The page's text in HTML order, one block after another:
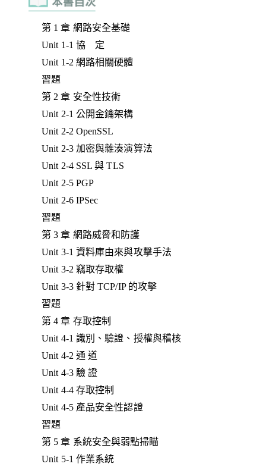
第 1 章 網路安全基礎
Unit 1-1 協 定
Unit 1-2 網路相關硬體
習題
第 2 章 安全性技術
Unit 2-1 公開金鑰架構
Unit 2-2 OpenSSL
Unit 2-3 加密與雜湊演算法
Unit 2-4 SSL 與 TLS
Unit 2-5 PGP
Unit 2-6 IPSec
習題
第 3 章 網路威脅和防護
Unit 3-1 資料庫由來與攻擊手法
Unit 3-2 竊取存取權
Unit 3-3 針對 TCP/IP 的攻擊
習題
第 4 章 存取控制
Unit 4-1 識別、驗證、授權與稽核
Unit 4-2 通 道
Unit 4-3 驗 證
Unit 4-4 存取控制
Unit 4-5 產品安全性認證
習題
第 5 章 系統安全與弱點掃瞄
Unit 5-1 作業系統